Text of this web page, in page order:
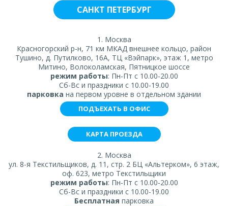
САНКТ ПЕТЕРБУРГ
1. Москва
Красногорский р-н, 71 км МКАД внешнее кольцо, район
Тушино, д. Путилково, 16А, ТЦ «Вэйпарк», этаж 1, метро
Митино, Волоколамская, Пятницкое шоссе
режим работы: Пн-Пт с 10.00-20.00
Сб-Вс и праздники с 10.00-19.00
парковка на первом уровне в отдельном здании
ПОДЪЕХАТЬ В ОФИС
КАРТА ПРОЕЗДА
2. Москва
ул. 8-я Текстильщиков, д. 11, стр. 2 БЦ «Альтерком», 6 этаж,
оф. 623, метро Текстильщики
режим работы: Пн-Пт с 10.00-20.00
Сб-Вс и праздники с 10.00-19.00
Бесплатная парковка